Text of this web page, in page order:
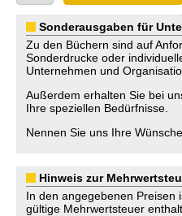
Sonderausgaben für
Zu den Büchern sind auf
Sonderdrucke oder
Unternehmen und
Außerdem erhalten Sie bei
Ihre speziellen Bedürfnisse.
Nennen Sie uns Ihre
Hinweis zur
In den angegebenen Preisen
gültige Mehrwertsteuer